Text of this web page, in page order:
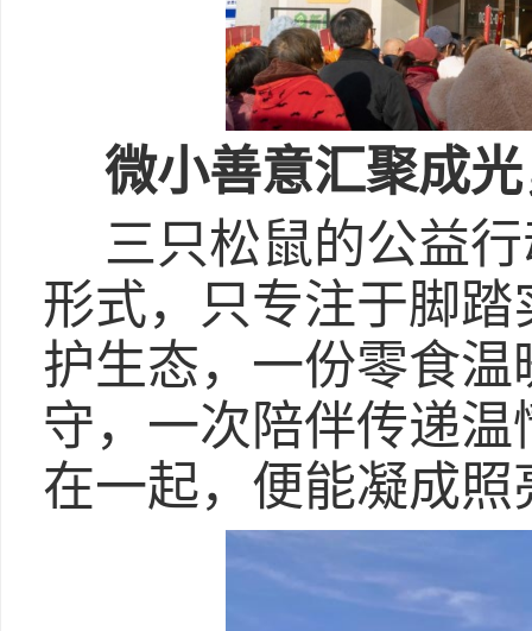
微小善意汇聚成
三只松鼠的公益
形式，只专注于脚
护生态，一份零食
守，一次陪伴传递
在一起，便能凝成